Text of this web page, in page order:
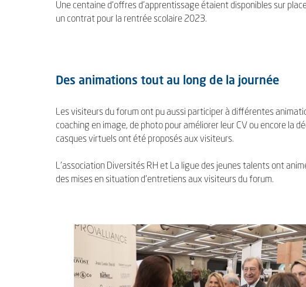
Une centaine d'offres d'apprentissage étaient disponibles sur
un contrat pour la rentrée scolaire 2023.
Des animations tout au long de la journée
Les visiteurs du forum ont pu aussi participer à différentes
coaching en image, de photo pour améliorer leur CV ou encore la
casques virtuels ont été proposés aux visiteurs.
L’association Diversités RH et La ligue des jeunes talents ont
des mises en situation d'entretiens aux visiteurs du forum.